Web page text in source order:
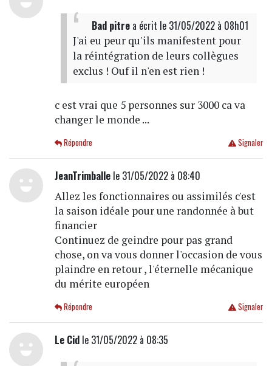
Bad pitrea écrit le 31/05/2022 à 08h01
J'ai eu peur qu'ils manifestent pour
la réintégration de leurs collègues
exclus ! Ouf il n'en est rien !
c est vrai que 5 personnes sur 3000 ca va
changer le monde ...
Signaler
Répondre
JeanTrimballele 31/05/2022 à 08:40
Allez les fonctionnaires ou assimilés c'est
la saison idéale pour une randonnée à but
financier
Continuez de geindre pour pas grand
chose, on va vous donner l'occasion de vous
plaindre en retour , l'éternelle mécanique
du mérite européen
Signaler
Répondre
Le Cidle 31/05/2022 à 08:35